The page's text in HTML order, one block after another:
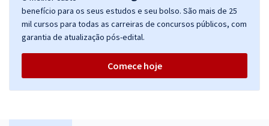
benefício para os seus estudos e seu bolso. São mais de 25
mil cursos para todas as carreiras de concursos públicos, com
garantia de atualização pós-edital.
Comece hoje